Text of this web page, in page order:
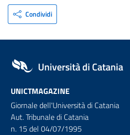
Condividi
Università di Catania
UNICTMAGAZINE
Giornale dell'Università di Catania
Aut. Tribunale di Catania
n. 15 del 04/07/1995